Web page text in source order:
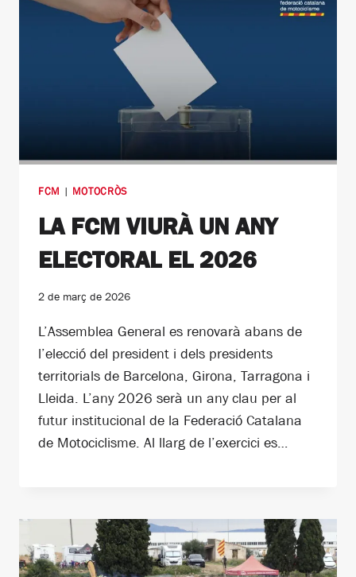
FCM | MOTOCRÒS
LA FCM VIURÀ UN ANY
ELECTORAL EL 2026
2 de març de 2026
L’Assemblea General es renovarà abans de
l’elecció del president i dels presidents
territorials de Barcelona, Girona, Tarragona i
Lleida. L’any 2026 serà un any clau per al
futur institucional de la Federació Catalana
de Motociclisme. Al llarg de l’exercici es…